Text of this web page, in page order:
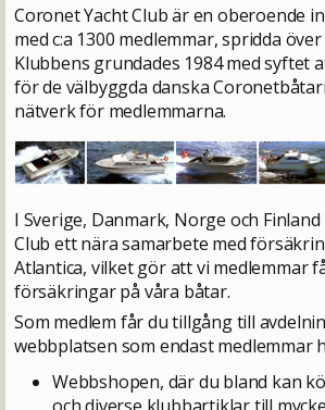
Coronet Yacht Club är en oberoende
med c:a 1300 medlemmar, spridda
Klubbens grundades 1984 med syftet
för de välbyggda danska
nätverk för medlemmarna.
I Sverige, Danmark, Norge och
Club ett nära samarbete med
Atlantica, vilket gör att vi medlemmar
försäkringar på våra båtar.
Som medlem får du tillgång till
webbplatsen som endast medlemmar
Webbshopen, där du bland kan
och diverse klubbartiklar till